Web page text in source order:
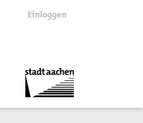
Einloggen